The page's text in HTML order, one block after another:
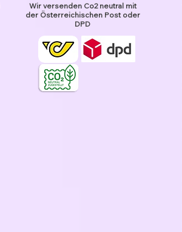
Wir versenden Co2 neutral mit
der Österreichischen Post oder
DPD